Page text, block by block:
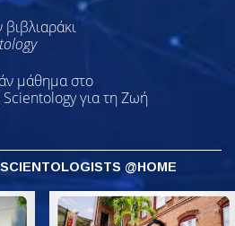
μάθημα στο
Scientology για τη Ζωή
@HOME